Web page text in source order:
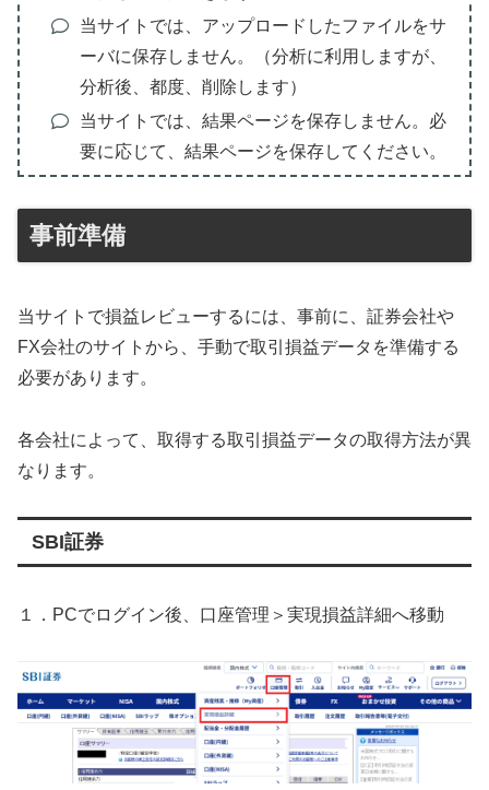
当サイトでは、アップロードしたファイルをサ
ーバに保存しません。（分析に利用しますが、
分析後、都度、削除します）
当サイトでは、結果ページを保存しません。必
要に応じて、結果ページを保存してください。
事前準備
当サイトで損益レビューするには、事前に、証券会社や
FX会社のサイトから、手動で取引損益データを準備する
必要があります。
各会社によって、取得する取引損益データの取得方法が異
なります。
SBI証券
１．PCでログイン後、口座管理＞実現損益詳細へ移動